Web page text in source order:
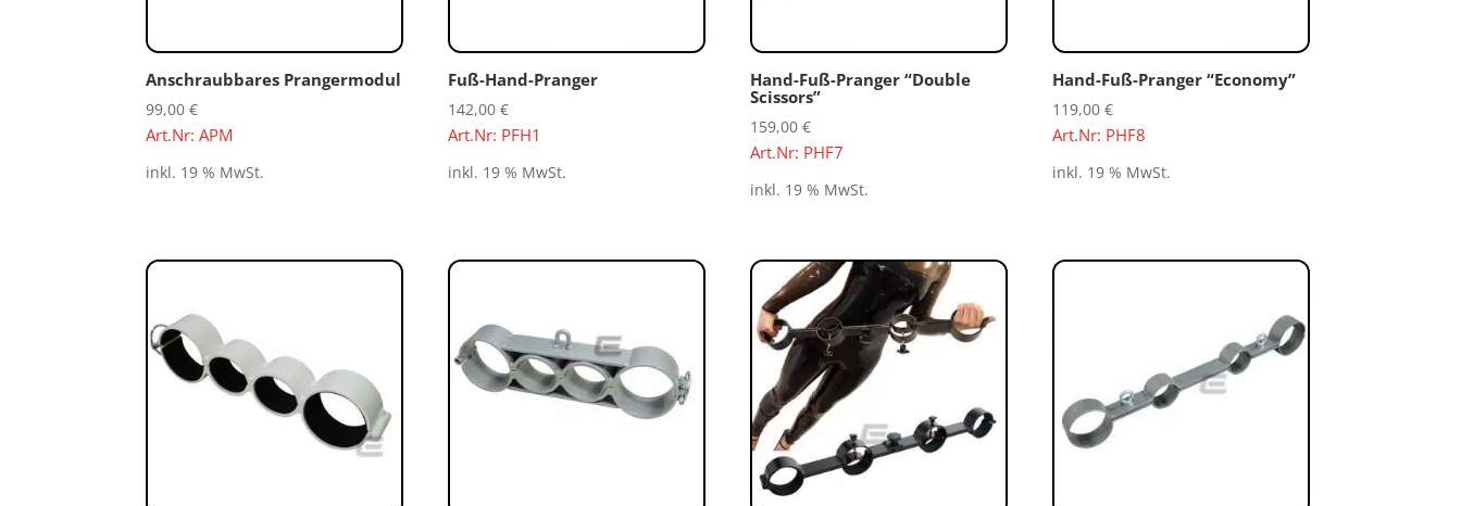
Anschraubbares Prangermodul
99,00€
Art.Nr: APM
inkl. 19 % MwSt.
Fuß-Hand-Pranger
142,00€
Art.Nr: PFH1
inkl. 19 % MwSt.
Hand-Fuß-Pranger “Double
Scissors”
159,00€
Art.Nr: PHF7
inkl. 19 % MwSt.
Hand-Fuß-Pranger “Economy”
119,00€
Art.Nr: PHF8
inkl. 19 % MwSt.